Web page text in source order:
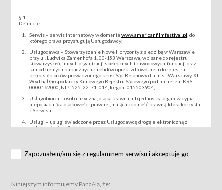
§ 1
Definicje
Serwis – serwis internetowy w domeniewww.americanfilmfestival.pl , do
którego prawa przysługują Usługodawcy;
Usługodawca – Stowarzyszenie Nowe Horyzonty z siedzibą w Warszawie
przy ul. Ludwika Zamenhofa 1, 00-153 Warszawa, wpisane do rejestru
stowarzyszeń, innych organizacji społecznych i zawodowych, fundacji oraz
samodzielnych publicznych zakładów opieki zdrowotnej i do rejestru
przedsiębiorców prowadzonego przez Sąd Rejonowy dla m.st. Warszawy, XII
Wydział Gospodarczy Krajowego Rejestru Sądowego pod numerem KRS:
0000162000, NIP: 525-22-71-014, Regon: 015503904;
Usługobiorca – osoba fizyczna, osoba prawna lub jednostka organizacyjna
nieposiadająca osobowości prawnej, mająca zdolność prawną, która korzysta
z Serwisu;
Usługi – usługi świadczone przez Usługodawcę drogą elektroniczną z
wykorzystaniem Serwisu;
za pośrednictwem Serwisu;
podmiotom z branży mediów i filmowej (Akredytacje);
Zapoznałem/am się z regulaminem serwisu i akceptuję go
Niniejszym informujemy Pana/-ią, że: